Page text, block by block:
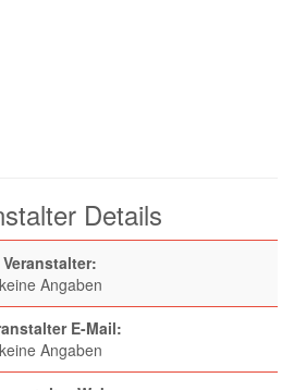
Details
Veranstalter:
keine Angaben
E-Mail:
keine Angaben